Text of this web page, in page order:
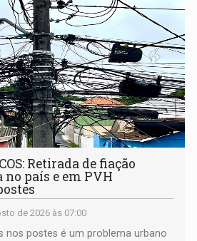
Retirada de fiação
país e em PVH
de 2026 às 07:00
nos postes é um problema urbano